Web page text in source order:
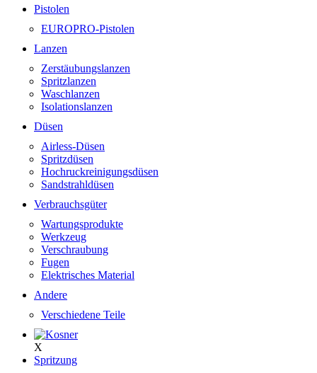
Pistolen
EUROPRO-Pistolen
Lanzen
Zerstäubungslanzen
Spritzlanzen
Waschlanzen
Isolationslanzen
Düsen
Airless-Düsen
Spritzdüsen
Hochruckreinigungsdüsen
Sandstrahldüsen
Verbrauchsgüter
Wartungsprodukte
Werkzeug
Verschraubung
Fugen
Elektrisches Material
Andere
Verschiedene Teile
X
Spritzung